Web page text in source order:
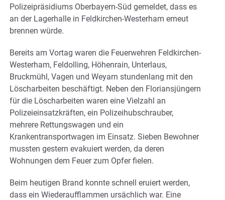
Polizeipräsidiums Oberbayern-Süd gemeldet, dass es
an der Lagerhalle in Feldkirchen-Westerham erneut
brennen würde.
Bereits am Vortag waren die Feuerwehren Feldkirchen-
Westerham, Feldolling, Höhenrain, Unterlaus,
Bruckmühl, Vagen und Weyarn stundenlang mit den
Löscharbeiten beschäftigt. Neben den Floriansjüngern
für die Löscharbeiten waren eine Vielzahl an
Polizeieinsatzkräften, ein Polizeihubschrauber,
mehrere Rettungswagen und ein
Krankentransportwagen im Einsatz. Sieben Bewohner
mussten gestern evakuiert werden, da deren
Wohnungen dem Feuer zum Opfer fielen.
Beim heutigen Brand konnte schnell eruiert werden,
dass ein Wiederaufflammen ursächlich war. Eine